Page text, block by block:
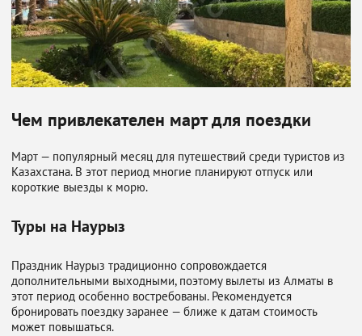
Чем привлекателен март для поездки
Март — популярный месяц для путешествий среди туристов из
Казахстана. В этот период многие планируют отпуск или
короткие выезды к морю.
Туры на Наурыз
Праздник Наурыз традиционно сопровождается
дополнительными выходными, поэтому вылеты из Алматы в
этот период особенно востребованы. Рекомендуется
бронировать поездку заранее — ближе к датам стоимость
может повышаться.